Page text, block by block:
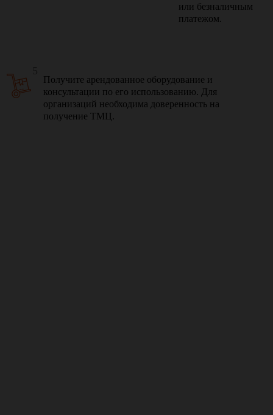
Получите арендованное оборудование и
консультации по его использованию. Для
организаций необходима доверенность на
получение ТМЦ.
или безналичным
платежом.